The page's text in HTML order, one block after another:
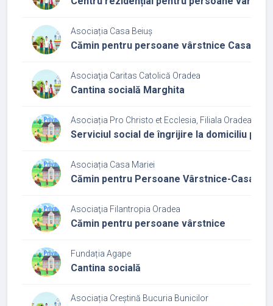
Asociația Casa Beiuș
Cămin pentru persoane vârstnice Casa
Asociaţia Caritas Catolică Oradea
Cantina socială Marghita
Asociația Pro Christo et Ecclesia, Filiala Oradea
Serviciul social de îngrijire la domiciliu
Asociația Casa Mariei
Cămin pentru Persoane Vârstnice-Casa
Asociaţia Filantropia Oradea
Cămin pentru persoane vârstnice
Fundația Agape
Cantina socială
Asociația Creștină Bucuria Bunicilor